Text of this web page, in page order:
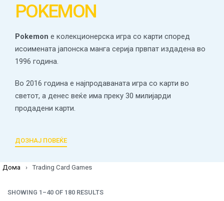
POKEMON
Pokemon е колекционерска игра со карти според
исоимената јапонска манга серија првпат издадена во
1996 година.
Во 2016 година е најпродаваната игра со карти во
светот, а денес веќе има преку 30 милијарди
продадени карти.
ДОЗНАЈ ПОВЕЌЕ
Дома › Trading Card Games
SHOWING 1–40 OF 180 RESULTS